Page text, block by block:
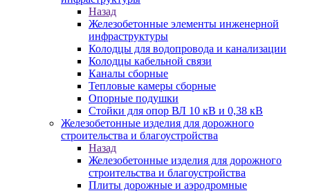
Назад
Железобетонные элементы инженерной
инфраструктуры
Колодцы для водопровода и канализации
Колодцы кабельной связи
Каналы сборные
Тепловые камеры сборные
Опорные подушки
Стойки для опор ВЛ 10 кВ и 0,38 кВ
Железобетонные изделия для дорожного
строительства и благоустройства
Назад
Железобетонные изделия для дорожного
строительства и благоустройства
Плиты дорожные и аэродромные